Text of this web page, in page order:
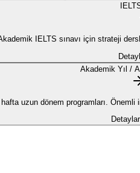
IELTS sınavı için strateji
Akademik Yıl /
uzun dönem programları.